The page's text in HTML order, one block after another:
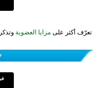
تعرّف أكثر على مزايا العضوية